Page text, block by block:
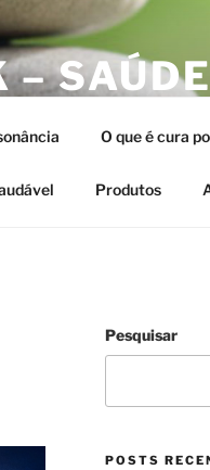
O que é cura
Produtos
Pesquisar
POSTS